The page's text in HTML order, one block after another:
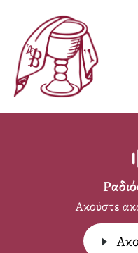
κυρίως
περιεχόμενο
Ακούστε